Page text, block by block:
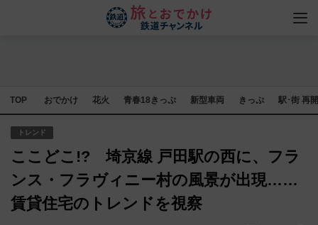
TOP おでかけ 花火 青春18きっぷ 新型車両 きっぷ 駅･街 再
トレンド
ここどこ!? 埼京線 戸田駅の西に、フラ
ンス・フラヴィニー村の風景が出現……
賃貸住宅のトレンドを視察